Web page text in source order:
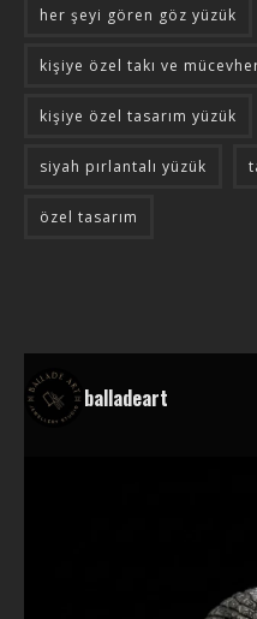
her şeyi gören göz yüzük
kişiye özel takı ve
kişiye özel tasarım yüzük
siyah pırlantalı yüzük
özel tasarım
balladeart